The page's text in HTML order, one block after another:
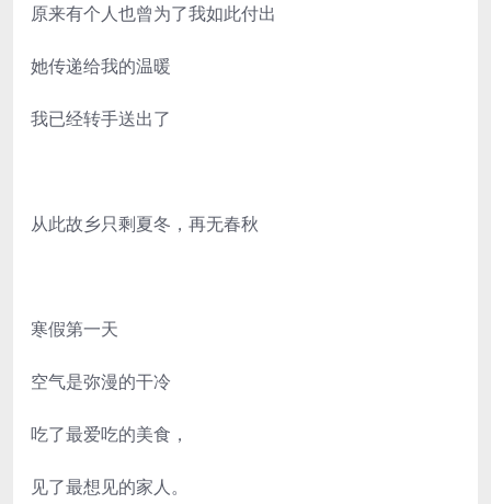
原来有个人也曾为了我如此付出
她传递给我的温暖
我已经转手送出了
从此故乡只剩夏冬，再无春秋
寒假第一天
空气是弥漫的干冷
吃了最爱吃的美食，
见了最想见的家人。